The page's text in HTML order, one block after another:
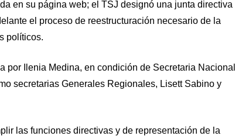
en su página web; el TSJ designó una junta directiva
el proceso de reestructuración necesario de la
políticos.
por Ilenia Medina, en condición de Secretaria Nacional
secretarias Generales Regionales, Lisett Sabino y
las funciones directivas y de representación de la